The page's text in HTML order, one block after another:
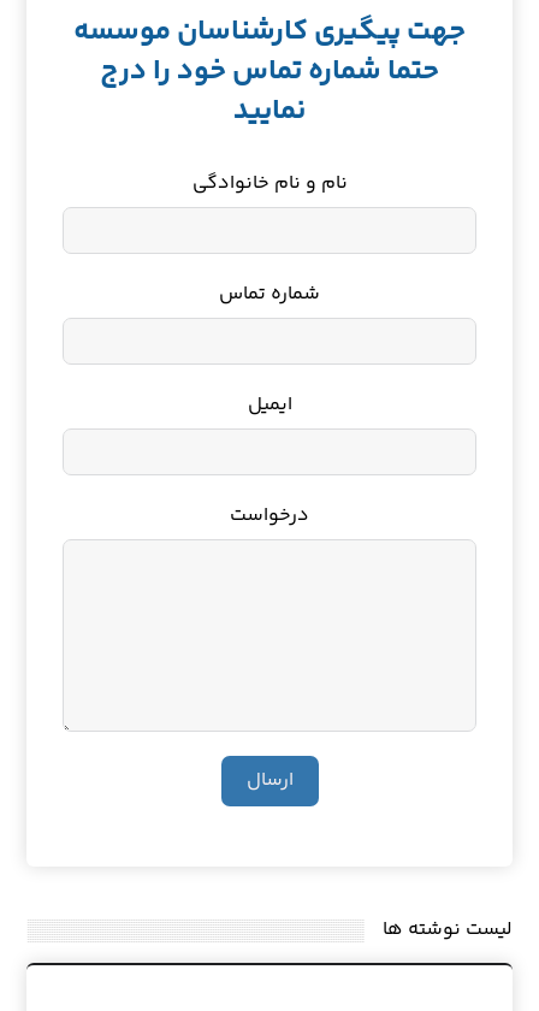
جهت پیگیری کارشناسان موسسه
حتما شماره تماس خود را درج
نمایید
نام و نام خانوادگی
شماره تماس
ایمیل
درخواست
ارسال
لیست نوشته ها